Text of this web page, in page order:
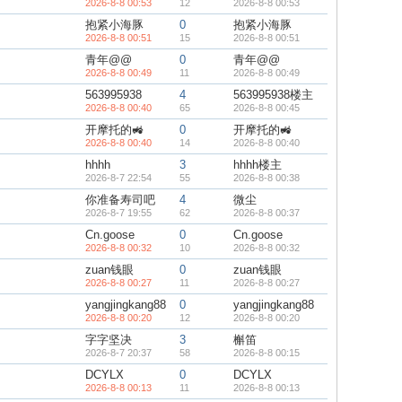
2026-8-8 00:53 12 2026-8-8 00:53
抱紧小海豚
2026-8-8 00:51
0
15
抱紧小海豚
2026-8-8 00:51
青年@@
2026-8-8 00:49
0
11
青年@@
2026-8-8 00:49
563995938
2026-8-8 00:40
4
65
563995938楼主
2026-8-8 00:45
开摩托的🚜
2026-8-8 00:40
0
14
开摩托的🚜
2026-8-8 00:40
hhhh
2026-8-7 22:54
3
55
hhhh楼主
2026-8-8 00:38
你准备寿司吧
2026-8-7 19:55
4
62
微尘
2026-8-8 00:37
Cn.goose
2026-8-8 00:32
0
10
Cn.goose
2026-8-8 00:32
zuan钱眼
2026-8-8 00:27
0
11
zuan钱眼
2026-8-8 00:27
yangjingkang88
2026-8-8 00:20
0
12
yangjingkang88
2026-8-8 00:20
字字坚决
2026-8-7 20:37
3
58
槲笛
2026-8-8 00:15
DCYLX
2026-8-8 00:13
0
11
DCYLX
2026-8-8 00:13